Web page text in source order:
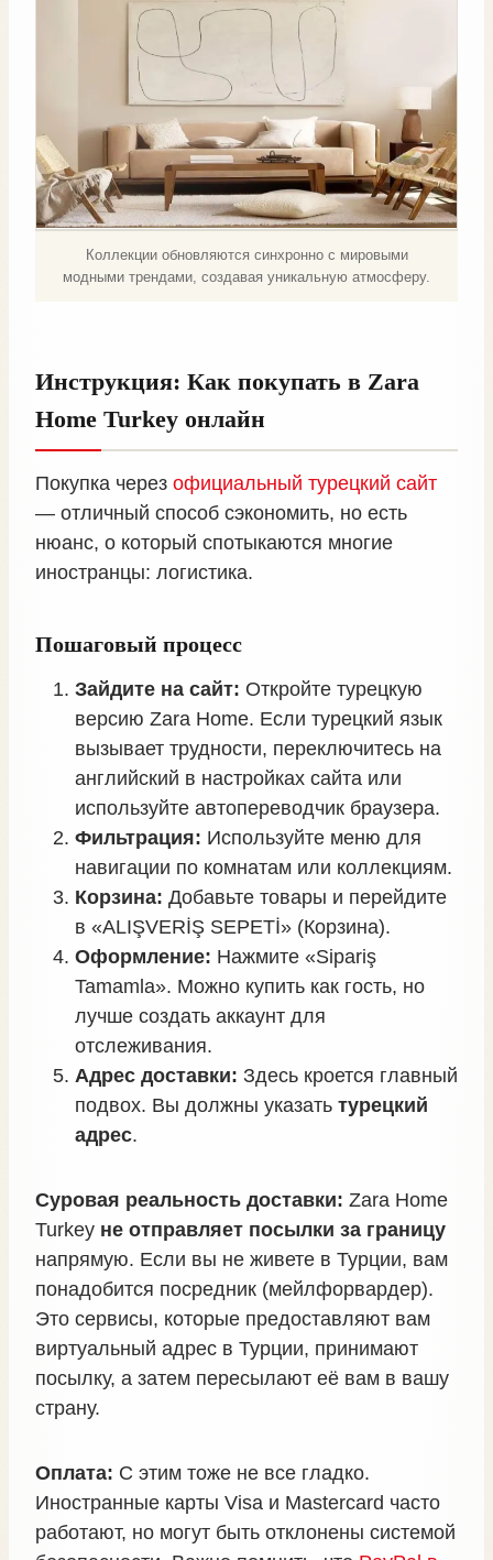
Коллекции обновляются синхронно с мировыми
модными трендами, создавая уникальную атмосферу.
Инструкция: Как покупать в Zara
Home Turkey онлайн
Покупка через официальный турецкий сайт
— отличный способ сэкономить, но есть
нюанс, о который спотыкаются многие
иностранцы: логистика.
Пошаговый процесс
Зайдите на сайт: Откройте турецкую
версию Zara Home. Если турецкий язык
вызывает трудности, переключитесь на
английский в настройках сайта или
используйте автопереводчик браузера.
Фильтрация: Используйте меню для
навигации по комнатам или коллекциям.
Корзина: Добавьте товары и перейдите
в «ALIŞVERİŞ SEPETİ» (Корзина).
Оформление: Нажмите «Sipariş
Tamamla». Можно купить как гость, но
лучше создать аккаунт для
отслеживания.
Адрес доставки: Здесь кроется главный
подвох. Вы должны указать турецкий
адрес.
Суровая реальность доставки: Zara Home
Turkey не отправляет посылки за границу
напрямую. Если вы не живете в Турции, вам
понадобится посредник (мейлфорвардер).
Это сервисы, которые предоставляют вам
виртуальный адрес в Турции, принимают
посылку, а затем пересылают её вам в вашу
страну.
Оплата: С этим тоже не все гладко.
Иностранные карты Visa и Mastercard часто
работают, но могут быть отклонены системой